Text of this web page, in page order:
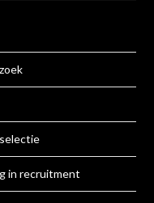
in recruitment